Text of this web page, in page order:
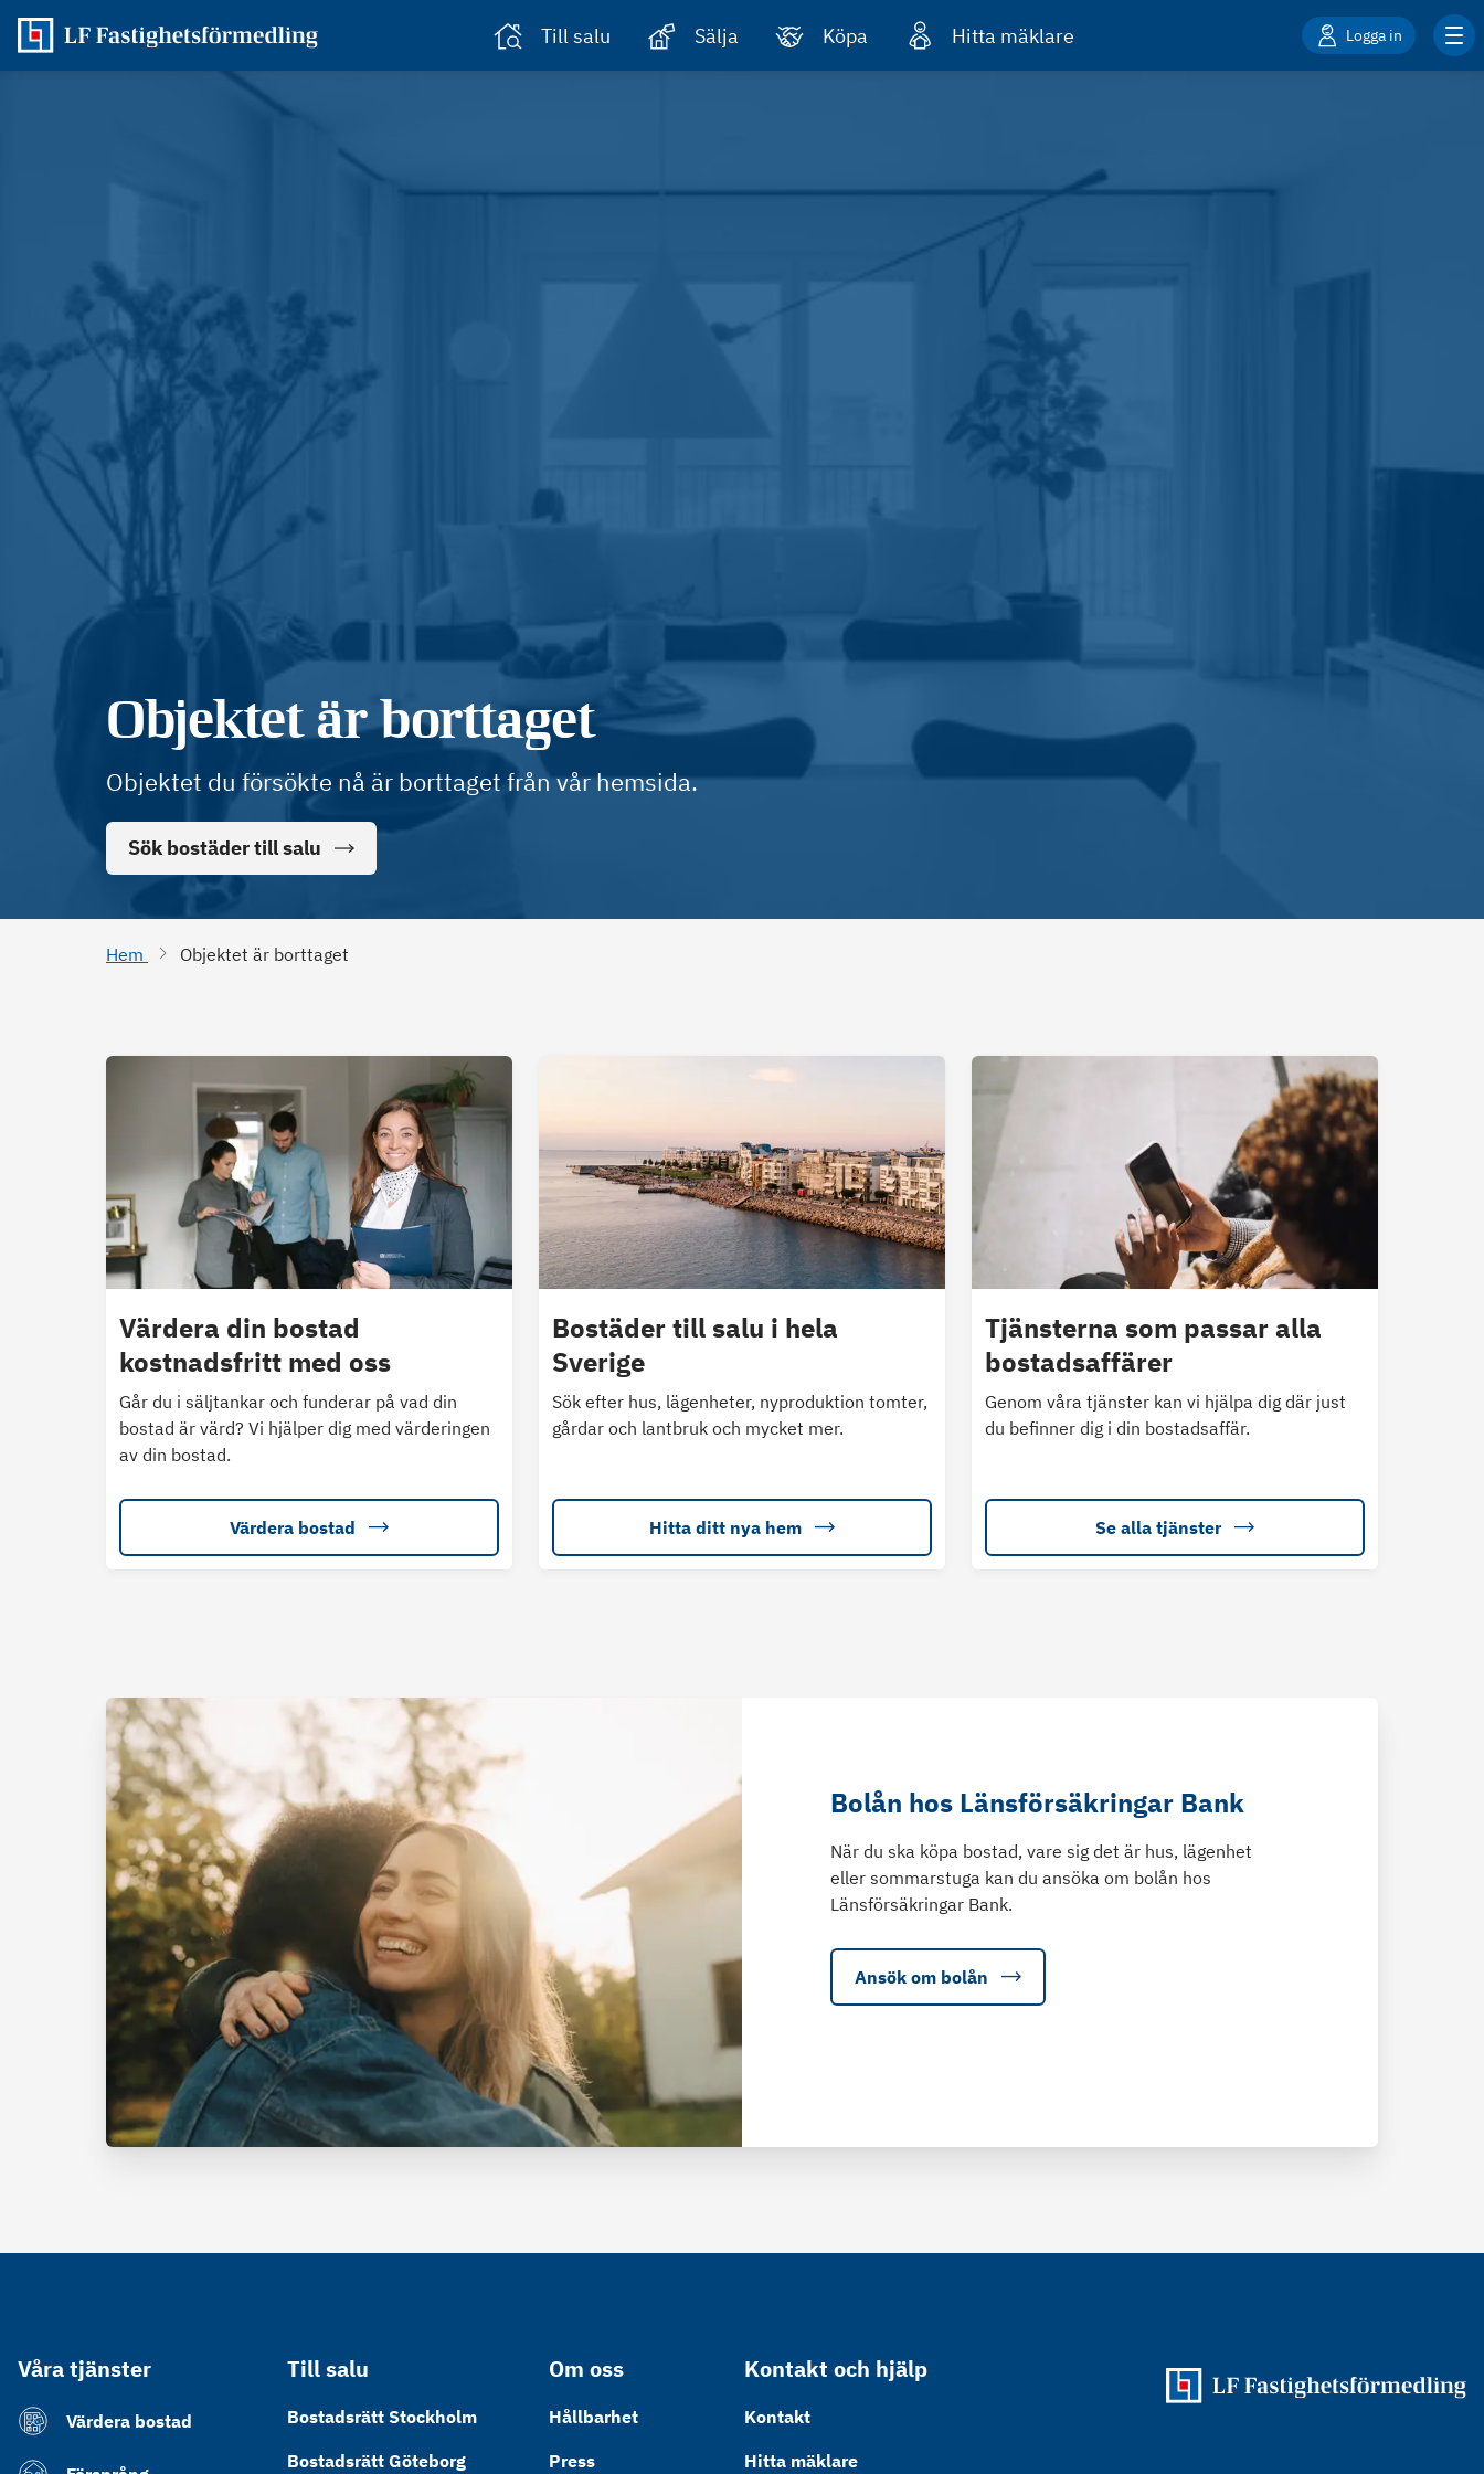
Till salu Sälja Köpa Hitta mäklare Logga in
Objektet är borttaget
Objektet du försökte nå är borttaget från vår hemsida.
Sök bostäder till salu
Hem Objektet är borttaget
Värdera din bostad
kostnadsfritt med oss
Går du i säljtankar och funderar på vad din
bostad är värd? Vi hjälper dig med värderingen
av din bostad.
Värdera bostad
Bostäder till salu i hela
Sverige
Sök efter hus, lägenheter, nyproduktion tomter,
gårdar och lantbruk och mycket mer.
Hitta ditt nya hem
Tjänsterna som passar alla
bostadsaffärer
Genom våra tjänster kan vi hjälpa dig där just
du befinner dig i din bostadsaffär.
Se alla tjänster
Bolån hos Länsförsäkringar Bank
När du ska köpa bostad, vare sig det är hus, lägenhet
eller sommarstuga kan du ansöka om bolån hos
Länsförsäkringar Bank.
Ansök om bolån
Våra tjänster
Värdera bostad
Till salu
Bostadsrätt Stockholm
Bostadsrätt Göteborg
Om oss
Hållbarhet
Press
Kontakt och hjälp
Kontakt
Hitta mäklare